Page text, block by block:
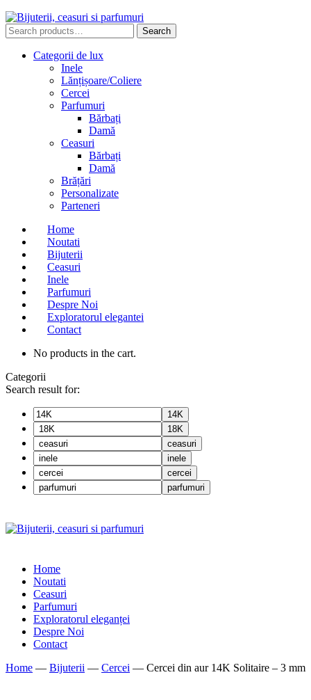
Search
for:
Search
Categorii de lux
Inele
Lănțișoare/Coliere
Cercei
Parfumuri
Bărbați
Damă
Ceasuri
Bărbați
Damă
Brățări
Personalizate
Parteneri
Home
Noutati
Bijuterii
Ceasuri
Inele
Parfumuri
Despre Noi
Exploratorul elegantei
Contact
No products in the cart.
Categorii
Search result for:
14K
18K
ceasuri
inele
cercei
parfumuri
Home
Noutati
Ceasuri
Parfumuri
Exploratorul eleganței
Despre Noi
Contact
Home — Bijuterii — Cercei — Cercei din aur 14K Solitaire – 3 mm